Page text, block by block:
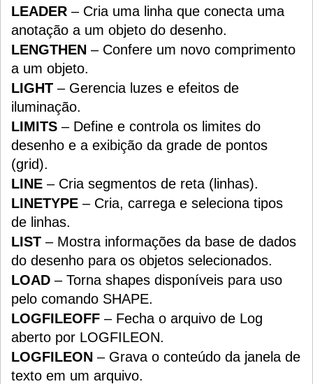
LEADER – Cria uma linha que conecta uma
anotação a um objeto do desenho.
LENGTHEN – Confere um novo comprimento
a um objeto.
LIGHT – Gerencia luzes e efeitos de
iluminação.
LIMITS – Define e controla os limites do
desenho e a exibição da grade de pontos
(grid).
LINE – Cria segmentos de reta (linhas).
LINETYPE – Cria, carrega e seleciona tipos
de linhas.
LIST – Mostra informações da base de dados
do desenho para os objetos selecionados.
LOAD – Torna shapes disponíveis para uso
pelo comando SHAPE.
LOGFILEOFF – Fecha o arquivo de Log
aberto por LOGFILEON.
LOGFILEON – Grava o conteúdo da janela de
texto em um arquivo.